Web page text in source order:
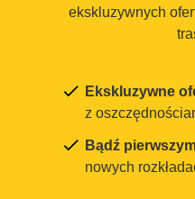
ekskluzywnych
Ekskluzywne
z
Bądź
nowych